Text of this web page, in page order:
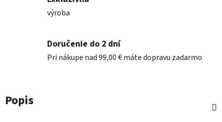
výroba
Doručenie do 2 dní
Pri nákupe nad 99,00 € máte dopravu zadarmo
Popis